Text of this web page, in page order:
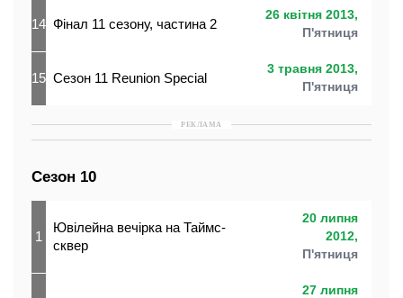
14 Фінал 11 сезону, частина 2
26 квітня 2013,
П'ятниця
15 Сезон 11 Reunion Special
3 травня 2013,
П'ятниця
РЕКЛАМА
Сезон 10
1
Ювілейна вечірка на Таймс-
сквер
20 липня
2012,
П'ятниця
27 липня